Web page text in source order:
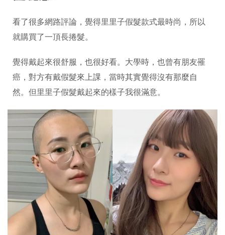
看了很多網路評論，覺得里里子假髮款式最時尚，所以
就購買了一頂長捲髮。
覺得戴起來很舒服，也很好看。大學時，也曾有朋友罹
癌，對方有戴假髮來上課，當時其實覺得沒有那麼自
然。但里里子假髮戴起來的樣子我很滿意。